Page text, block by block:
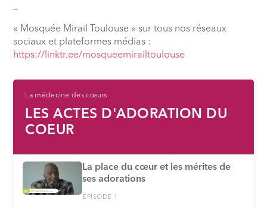
« Mosquée Mirail Toulouse » sur tous nos réseaux
sociaux et plateformes médias :
⁠https://linktr.ee/mosqueemirailtoulouse
La médecine des cœurs
LES ACTES D'ADORATION DU
COEUR
La place du cœur et les mérites de
ses adorations
ÉPISODE 1